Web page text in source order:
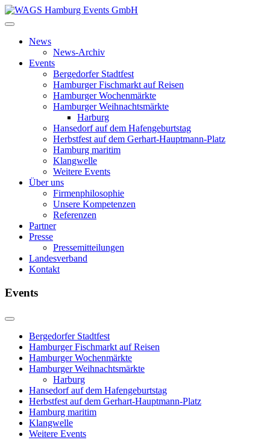
News
News-Archiv
Events
Bergedorfer Stadtfest
Hamburger Fischmarkt auf Reisen
Hamburger Wochenmärkte
Hamburger Weihnachtsmärkte
Harburg
Hansedorf auf dem Hafengeburtstag
Herbstfest auf dem Gerhart-Hauptmann-Platz
Hamburg maritim
Klangwelle
Weitere Events
Über uns
Firmenphilosophie
Unsere Kompetenzen
Referenzen
Partner
Presse
Pressemitteilungen
Landesverband
Kontakt
Events
Bergedorfer Stadtfest
Hamburger Fischmarkt auf Reisen
Hamburger Wochenmärkte
Hamburger Weihnachtsmärkte
Harburg
Hansedorf auf dem Hafengeburtstag
Herbstfest auf dem Gerhart-Hauptmann-Platz
Hamburg maritim
Klangwelle
Weitere Events